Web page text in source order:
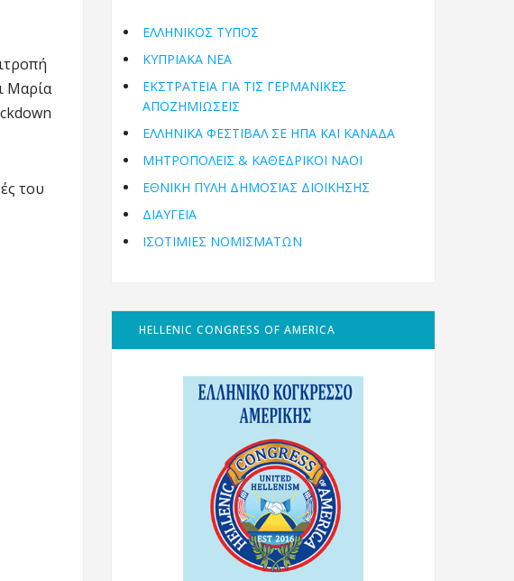
Μαρία
του
ΕΛΛΗΝΙΚΟΣ ΤΥΠΟΣ
ΚΥΠΡΙΑΚΑ ΝΕΑ
ΕΚΣΤΡΑΤΕΙΑ ΓΙΑ ΤΙΣ ΓΕΡΜΑΝΙΚΕΣ
ΑΠΟΖΗΜΙΩΣΕΙΣ
ΕΛΛΗΝΙΚΆ ΦΕΣΤΙΒΆΛ ΣΕ ΗΠΑ ΚΑΙ ΚΑΝΑΔΑ
ΜΗΤΡΟΠΌΛΕΙΣ & ΚΑΘΕΔΡΙΚΟΊ ΝΑΟΊ
ΕΘΝΙΚΉ ΠΎΛΗ ΔΗΜΌΣΙΑΣ ΔΙΟΊΚΗΣΗΣ
ΔΙΑΥΓΕΙΑ
ΙΣΟΤΙΜΙΕΣ ΝΟΜΙΣΜΑΤΩΝ
HELLENIC CONGRESS OF AMERICA